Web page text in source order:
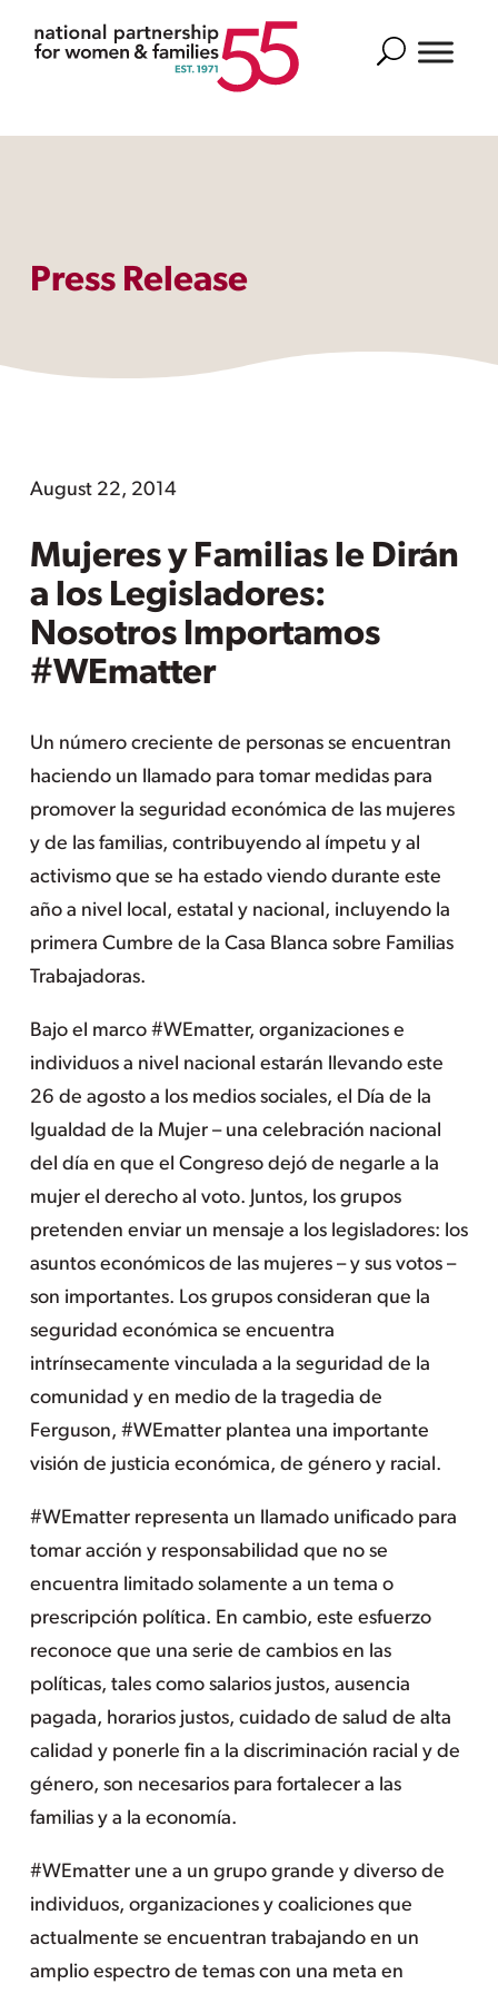
Search
Press Release
August 22, 2014
Mujeres y Familias le Dirán
a los Legisladores:
Nosotros Importamos
#WEmatter
Un número creciente de personas se encuentran
haciendo un llamado para tomar medidas para
promover la seguridad económica de las mujeres
y de las familias, contribuyendo al ímpetu y al
activismo que se ha estado viendo durante este
año a nivel local, estatal y nacional, incluyendo la
primera Cumbre de la Casa Blanca sobre Familias
Trabajadoras.
Bajo el marco #WEmatter, organizaciones e
individuos a nivel nacional estarán llevando este
26 de agosto a los medios sociales, el Día de la
Igualdad de la Mujer – una celebración nacional
del día en que el Congreso dejó de negarle a la
mujer el derecho al voto. Juntos, los grupos
pretenden enviar un mensaje a los legisladores: los
asuntos económicos de las mujeres – y sus votos –
son importantes. Los grupos consideran que la
seguridad económica se encuentra
intrínsecamente vinculada a la seguridad de la
comunidad y en medio de la tragedia de
Ferguson, #WEmatter plantea una importante
visión de justicia económica, de género y racial.
#WEmatter representa un llamado unificado para
tomar acción y responsabilidad que no se
encuentra limitado solamente a un tema o
prescripción política. En cambio, este esfuerzo
reconoce que una serie de cambios en las
políticas, tales como salarios justos, ausencia
pagada, horarios justos, cuidado de salud de alta
calidad y ponerle fin a la discriminación racial y de
género, son necesarios para fortalecer a las
familias y a la economía.
#WEmatter une a un grupo grande y diverso de
individuos, organizaciones y coaliciones que
actualmente se encuentran trabajando en un
amplio espectro de temas con una meta en